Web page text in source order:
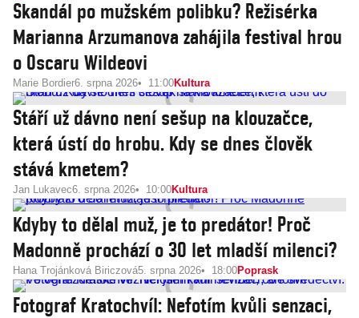
Skandál po mužském polibku? Režisérka
Marianna Arzumanova zahájila festival hrou
o Oscaru Wildeovi
Marie Bordier6. srpna 2026 11:00Kultura
Stáří už dávno není sešup na klouzačce,
která ústí do hrobu. Kdy se dnes člověk
stává kmetem?
Jan Lukavec6. srpna 2026 10:00Kultura
Kdyby to dělal muž, je to predátor! Proč
Madonně prochází o 30 let mladší milenci?
Hana Trojánková Biriczová5. srpna 2026 18:00Poprask
Fotograf Kratochvíl: Nefotím kvůli senzaci,